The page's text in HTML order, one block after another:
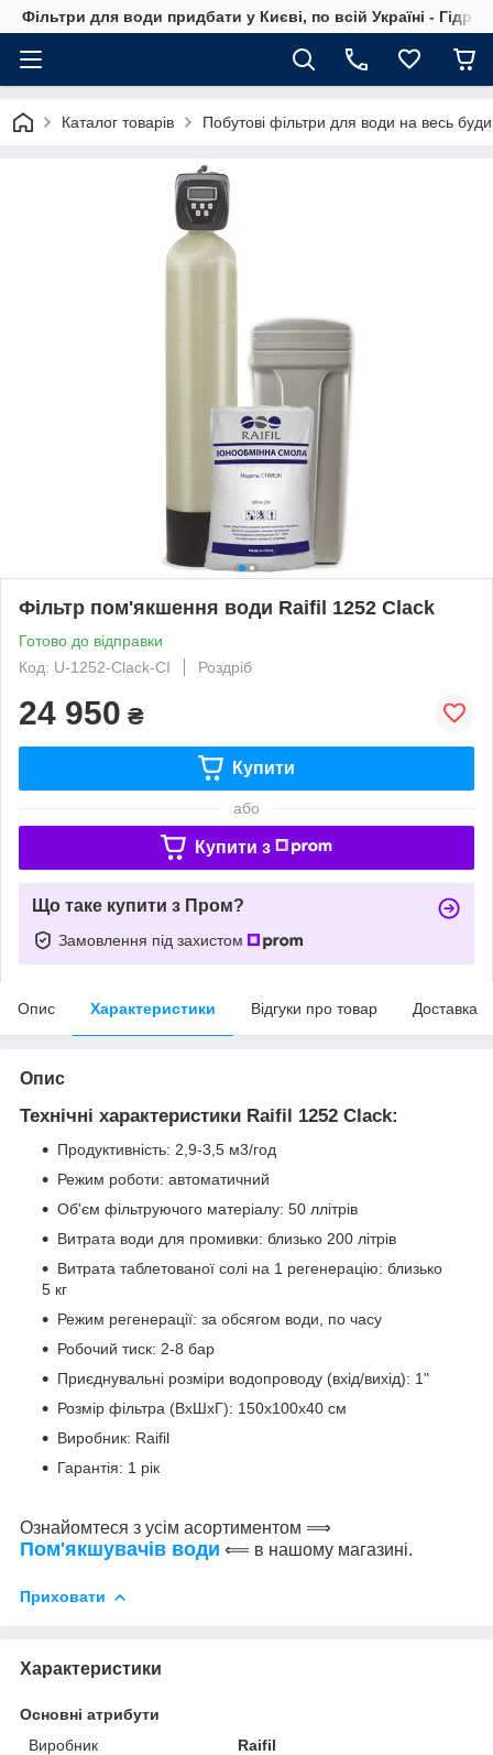
Фільтри для води придбати у Києві, по всій Україні - Гідро-
Каталог товарів Побутові фільтри для води на весь
Фільтр пом'якшення води Raifil 1252 Clack
Готово до відправки
Код: U-1252-Clack-CI
Роздріб
24 950 ₴
Купити
або
Купити з
Що таке купити з Пром?
Замовлення під захистом
Опис Характеристики Відгуки про товар Доставка
Опис
Технічні характеристики Raifil 1252 Clack:
Продуктивність: 2,9-3,5 м3/год
Режим роботи: автоматичний
Об'єм фільтруючого матеріалу: 50 ллітрів
Витрата води для промивки: близько 200 літрів
Витрата таблетованої солі на 1 регенерацію: близько
5 кг
Режим регенерації: за обсягом води, по часу
Робочий тиск: 2-8 бар
Приєднувальні розміри водопроводу (вхід/вихід): 1"
Розмір фільтра (ВхШхГ): 150х100х40 см
Виробник: Raifil
Гарантія: 1 рік
Ознайомтеся з усім асортиментом ⟹
Пом'якшувачів води ⟸ в нашому магазині.
Приховати
Характеристики
Основні атрибути
Виробник
Raifil